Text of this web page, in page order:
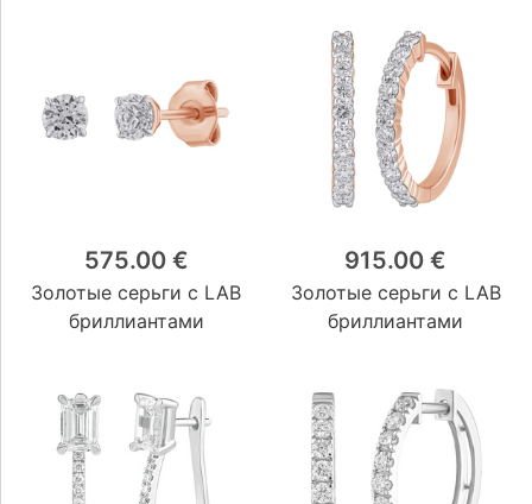
575.00 €
Золотые серьги с LAB
бриллиантами
915.00 €
Золотые серьги с LAB
бриллиантами